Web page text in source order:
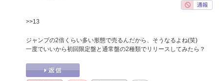
>>13
ジャンプの2倍くらい多い形態で売るんだから、そうなるよね(笑)
一度でいいから初回限定盤と通常盤の2種類でリリースしてみたら？